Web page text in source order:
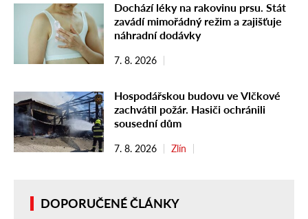
Dochází léky na rakovinu prsu. Stát
zavádí mimořádný režim a zajišťuje
náhradní dodávky
7. 8. 2026
Hospodářskou budovu ve Vlčkové
zachvátil požár. Hasiči ochránili
sousední dům
7. 8. 2026 Zlín
DOPORUČENÉ ČLÁNKY